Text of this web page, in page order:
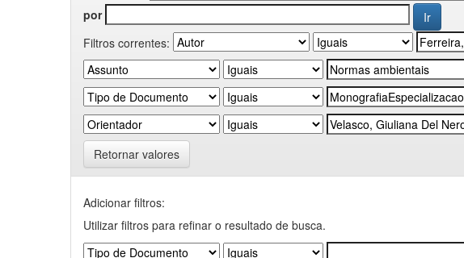
por
Filtros correntes:
Retornar valores
Adicionar filtros:
Utilizar filtros para refinar o resultado de busca.